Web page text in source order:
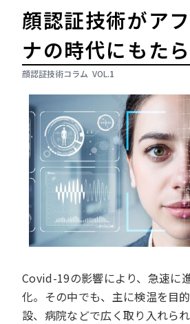
顔認証技術がア
ナの時代にもた
顔認証技術コラム VOL.1
Covid-19の影響により、急速に
化。その中でも、主に検温を目
設、病院などで広く取り入れら